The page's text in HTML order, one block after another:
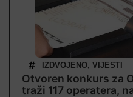
IZDVOJENO, VIJESTI
Otvoren konkurs za
traži 117 operatera,